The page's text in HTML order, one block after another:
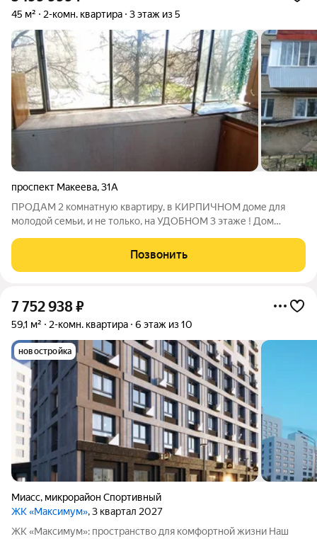
45 м² 2-комн. квартира 3 этаж из 5
проспект Макеева,31А
ПРОДАМ 2 комнатную квартиру, в КИРПИЧНОМ доме для
молодой семьи, и не только, на УДОБНОМ 3 этаже ! Дом
от шума гoрoдcкого тpанспоpта! Все социально значимые
Позвонить
7 752 938₽
59,1 м² 2-комн. квартира 6 этаж из 10
новостройка
Миасс, микрорайон Спортивный
ЖК «Максимум», 3 квартал 2027
ЖК «Максимум»: пространство для комфортной жизни Наш